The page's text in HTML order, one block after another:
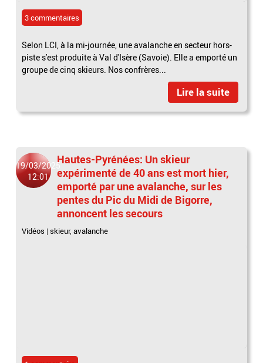
3 commentaires
Selon LCI, à la mi-journée, une avalanche en secteur hors-
piste s'est produite à Val d'Isère (Savoie). Elle a emporté un
groupe de cinq skieurs. Nos confrères...
Lire la suite
19/03/2025
12:01
Hautes-Pyrénées: Un skieur
expérimenté de 40 ans est mort hier,
emporté par une avalanche, sur les
pentes du Pic du Midi de Bigorre,
annoncent les secours
Vidéos |skieur,avalanche